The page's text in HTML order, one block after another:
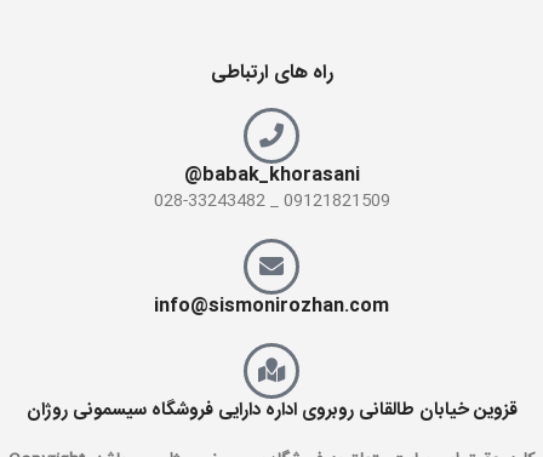
راه های ارتباطی
babak_khorasani@
09121821509 _ 028-33243482
info@sismonirozhan.com
قزوین خیابان طالقانی روبروی اداره دارایی فروشگاه سیسمونی روژان